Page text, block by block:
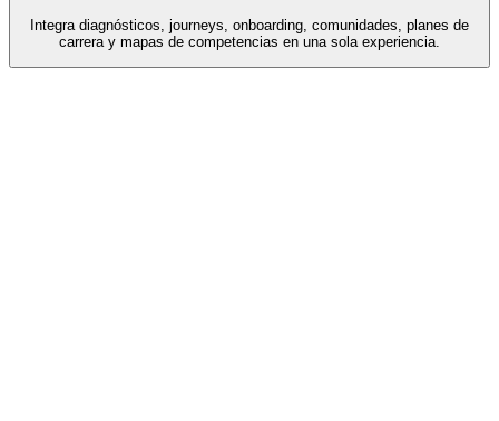
Integra diagnósticos, journeys, onboarding, comunidades, planes de
carrera y mapas de competencias en una sola experiencia.